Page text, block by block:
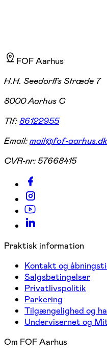
FOF Aarhus
H.H. Seedorffs Stræde 7
8000 Aarhus C
Tlf:86122955
Email:mail@fof-aarhus.dk
CVR-nr:57668415
Praktisk information
Kontakt og
Salgsbetingelser
Privatlivspolitik
Parkering
Tilgængelighed og
Undervisernet og
Om FOF Aarhus